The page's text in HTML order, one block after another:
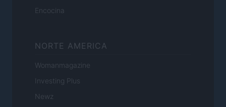
Encocina
NORTE AMERICA
Womanmagazine
Investing Plus
Newz